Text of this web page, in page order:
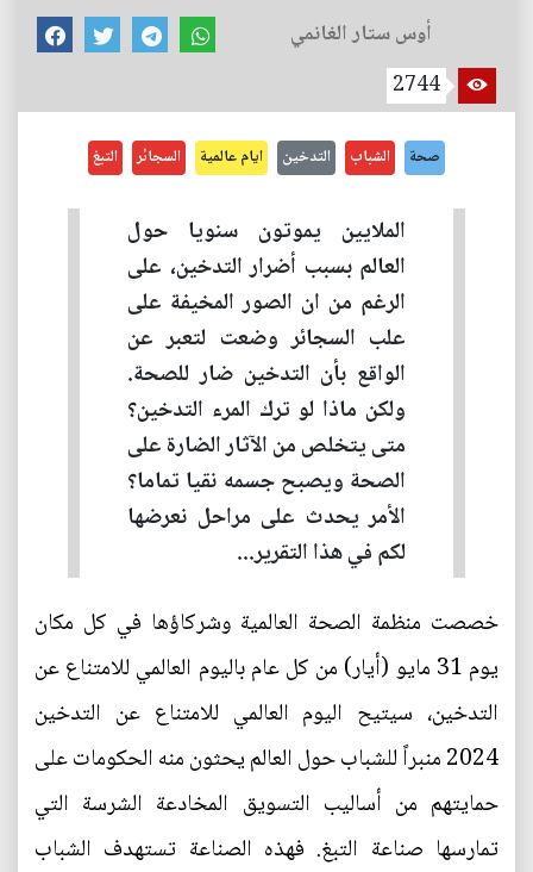
أوس ستار الغانمي
2744
صحة الشباب التدخين ايام عالمية السجائر التبغ
الملايين يموتون سنويا حول
العالم بسبب أضرار التدخين، على
الرغم من ان الصور المخيفة على
علب السجائر وضعت لتعبر عن
الواقع بأن التدخين ضار للصحة.
ولكن ماذا لو ترك المرء التدخين؟
متى يتخلص من الآثار الضارة على
الصحة ويصبح جسمه نقيا تماما؟
الأمر يحدث على مراحل نعرضها
لكم في هذا التقرير...
خصصت منظمة الصحة العالمية وشركاؤها في كل مكان
يوم 31 مايو (أيار) من كل عام باليوم العالمي للامتناع عن
التدخين، سيتيح اليوم العالمي للامتناع عن التدخين
2024 منبراً للشباب حول العالم يحثون منه الحكومات على
حمايتهم من أساليب التسويق المخادعة الشرسة التي
تمارسها صناعة التبغ. فهذه الصناعة تستهدف الشباب